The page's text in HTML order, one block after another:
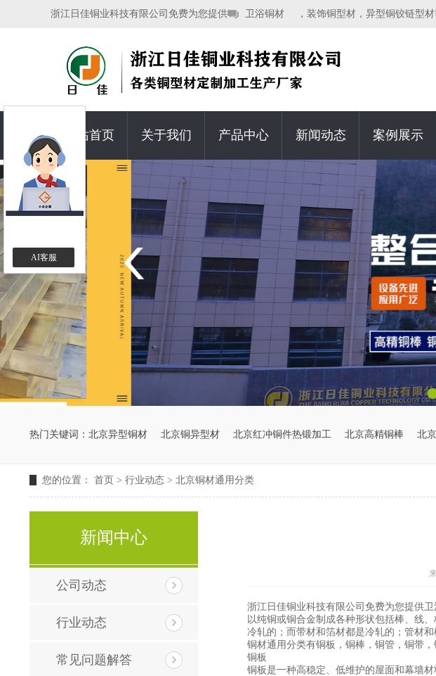
浙江日佳铜业科技有限公司免费为您提供 卫浴铜材 ，装饰铜型材，异型铜铰链型
网站首页 关于我们 产品中心 新闻动态 案例展示
热门关键词： 北京异型铜材 北京铜异型材 北京红冲铜件热锻加工 北京高精铜棒 北
您的位置： 首页 > 行业动态 > 北京铜材通用分类
新闻中心
公司动态
行业动态
常见问题解答
浙江日佳铜业科技有限公司免费为您提供卫
以纯铜或铜合金制成各种形状包括棒、线
冷轧的；而带材和箔材都是冷轧的；管材
铜材通用分类有铜板，铜棒，铜管，铜带，
铜板
铜板是一种高稳定、低维护的屋面和幕墙
AI客服